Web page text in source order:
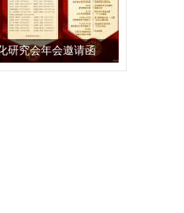
研究会年会邀请函